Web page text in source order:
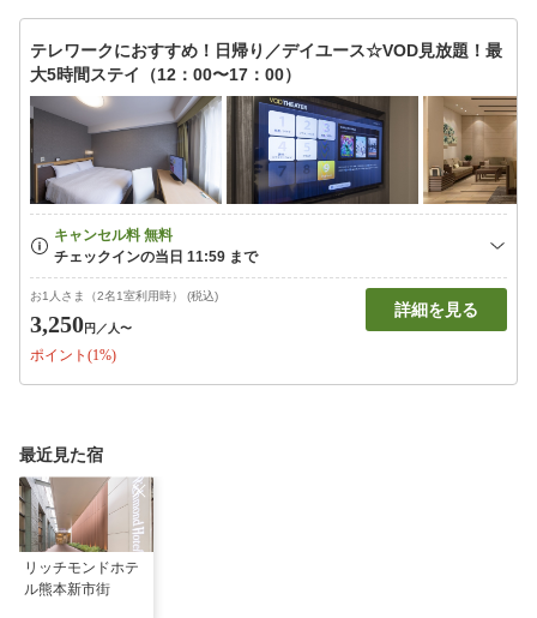
テレワークにおすすめ！日帰り／デイユース☆VOD見放題！最
大5時間ステイ（12：00〜17：00）
お1人さま（2名1室利用時） (税込)
3,250円 ／人〜
ポイント(1%)
詳細を見る
最近見た宿
リッチモンドホテ
ル熊本新市街